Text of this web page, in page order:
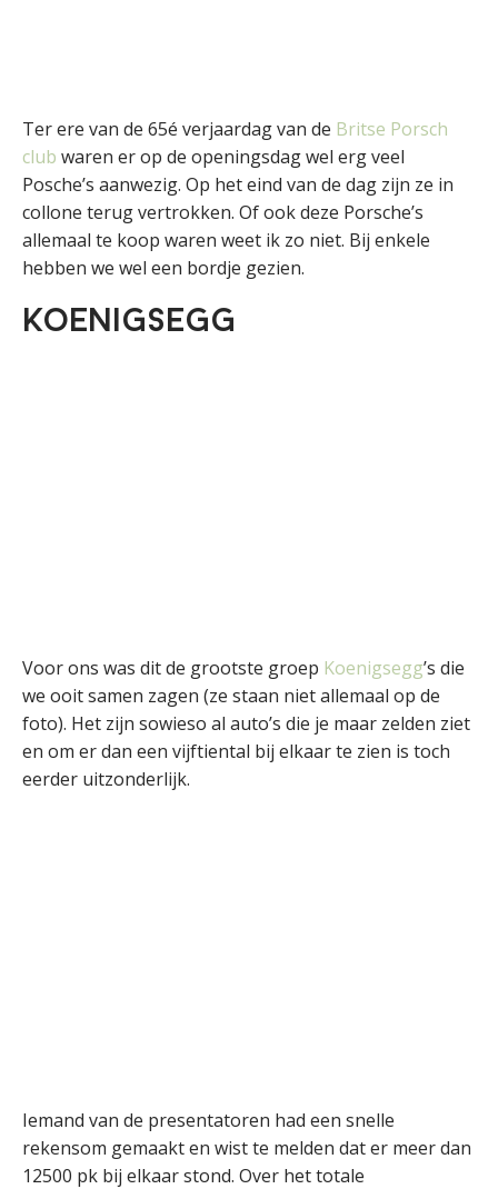
Ter ere van de 65é verjaardag van de Britse Porsch
club waren er op de openingsdag wel erg veel
Posche’s aanwezig. Op het eind van de dag zijn ze in
collone terug vertrokken. Of ook deze Porsche’s
allemaal te koop waren weet ik zo niet. Bij enkele
hebben we wel een bordje gezien.
Koenigsegg
Voor ons was dit de grootste groep Koenigsegg’s die
we ooit samen zagen (ze staan niet allemaal op de
foto). Het zijn sowieso al auto’s die je maar zelden ziet
en om er dan een vijftiental bij elkaar te zien is toch
eerder uitzonderlijk.
Iemand van de presentatoren had een snelle
rekensom gemaakt en wist te melden dat er meer dan
12500 pk bij elkaar stond. Over het totale